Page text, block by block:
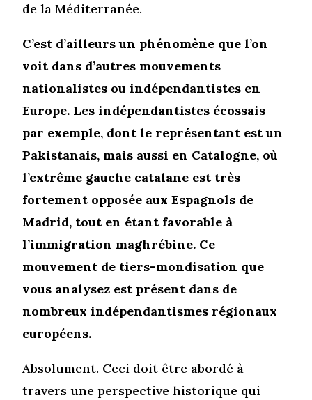
de la Méditerranée.
C’est d’ailleurs un phénomène que l’on
voit dans d’autres mouvements
nationalistes ou indépendantistes en
Europe. Les indépendantistes écossais
par exemple, dont le représentant est un
Pakistanais, mais aussi en Catalogne, où
l’extrême gauche catalane est très
fortement opposée aux Espagnols de
Madrid, tout en étant favorable à
l’immigration maghrébine. Ce
mouvement de tiers-mondisation que
vous analysez est présent dans de
nombreux indépendantismes régionaux
européens.
Absolument. Ceci doit être abordé à
travers une perspective historique qui